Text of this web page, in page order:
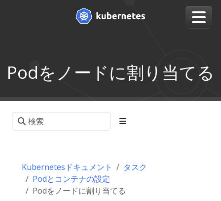
Podをノードに割り当てる
Kubernetesドキュメント
タスク
Podとコンテナの設定
Podをノードに割り当てる